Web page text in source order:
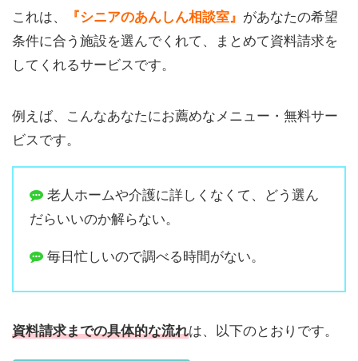
これは、 『シニアのあんしん相談室』 があなたの希望
条件に合う施設を選んでくれて、まとめて資料請求を
してくれるサービスです。
例えば、こんなあなたにお薦めなメニュー・無料サー
ビスです。
老人ホームや介護に詳しくなくて、どう選ん
だらいいのか解らない。
毎日忙しいので調べる時間がない。
資料請求までの具体的な流れは、以下のとおりです。